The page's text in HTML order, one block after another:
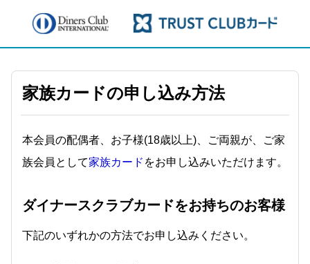
家族カードの申し込み方法
本会員の配偶者、お子様(18歳以上)、ご両親が、ご家
族会員として家族カード をお申し込みいただけます。
ダイナースクラブカードをお持ちのお客様
下記のいずれかの方法でお申し込みください。